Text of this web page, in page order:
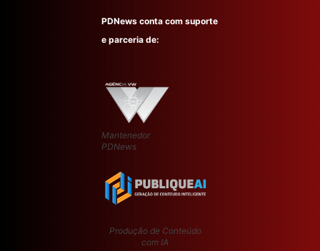
PDNews conta com suporte
e parceria de:
Mantenedor
PDNews
Produção de Conteúdo
com IA